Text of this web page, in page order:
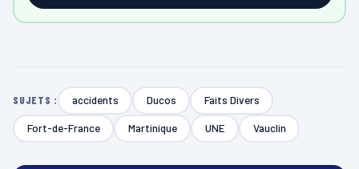
SUJETS : accidents Ducos Faits Divers
Fort-de-France Martinique UNE Vauclin